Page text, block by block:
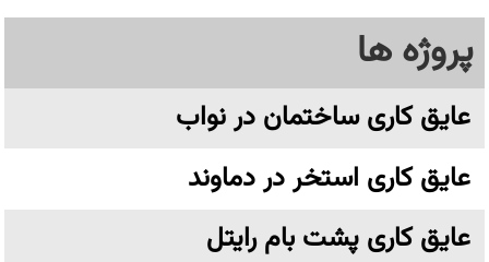
پروژه ها
عایق کاری ساختمان در نواب
عایق کاری استخر در دماوند
عایق کاری پشت بام رایتل